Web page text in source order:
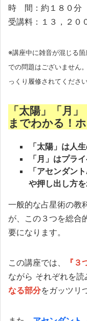
時 間：約１８０分
受講料：１３，２０
※講座中に雑音が混じる
での問題はございません
っくり履修されてくださ
「太陽」「月
までわかる！
「太陽」は人
「月」はプラ
「アセンダン
や押し出し方
一般的な占星術の教
が、この３つを総合
要になります。
この講座では、 『３
ながら それぞれを読
なる部分をガッツリ